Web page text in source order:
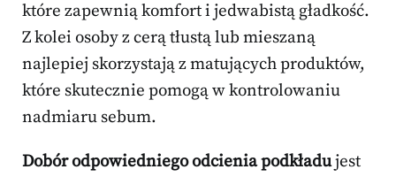
które zapewnią komfort i jedwabistą gładkość.
Z kolei osoby z cerą tłustą lub mieszaną
najlepiej skorzystają z matujących produktów,
które skutecznie pomogą w kontrolowaniu
nadmiaru sebum.
Dobór odpowiedniego odcienia podkładujest